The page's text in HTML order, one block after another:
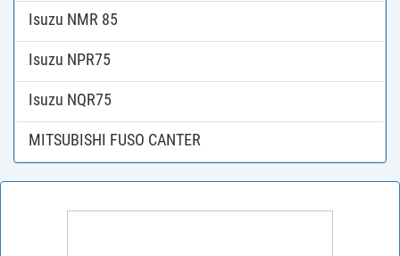
Isuzu NMR 85
Isuzu NPR75
Isuzu NQR75
MITSUBISHI FUSO CANTER